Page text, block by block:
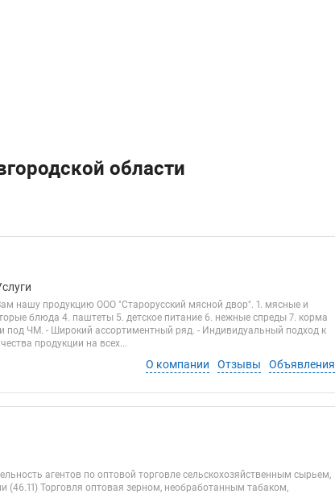
области
у компании всего и сегодня
продукцию ООО "Старорусский мясной двор". 1. мясные и
блюда 4. паштеты 5. детское питание 6. нежные спреды 7. корма
под ЧМ. - Широкий ассортиментный ряд. - Индивидуальный подход к
продукции на всех...
О компании Отзывы Объявления
агентов по оптовой торговле сельскохозяйственным сырьем,
Торговля оптовая зерном, необработанным табаком,